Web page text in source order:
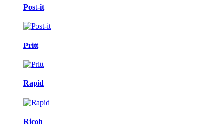
Post-it
Pritt
Rapid
Ricoh